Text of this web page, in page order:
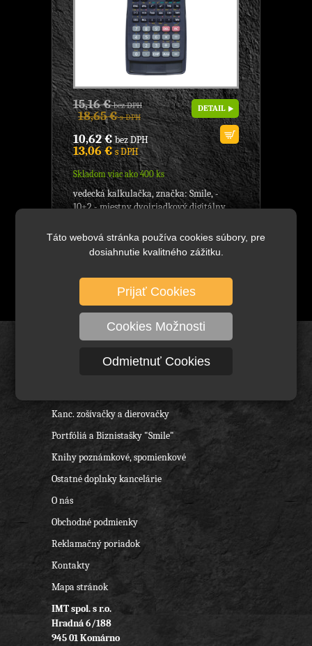
Táto webová stránka používa cookies súbory, pre
dosiahnutie kvalitného zážitku.
Prijať Cookies
Cookies Možnosti
Odmietnuť Cookies
15,16 €bez DPH
18,65 €s DPH
10,62 €bez DPH
13,06 €s DPH
Skladom viac ako 400 ks
DETAIL
vedecká kalkulačka, značka: Smile, -
10+2 - miestny dvojriadkový digitálny
štatistických funkcií, ...
Kanc. zošívačky a dierovačky
Portfóliá a Biznistašky "Smile"
Knihy poznámkové, spomienkové
Ostatné doplnky kancelárie
O nás
Obchodné podmienky
Reklamačný poriadok
Kontakty
Mapa stránok
IMT spol. s r.o.
Hradná 6/188
945 01 Komárno